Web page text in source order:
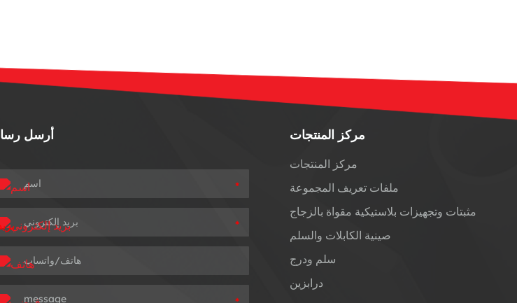
أرسل
*
*
مركز المنتجات
مركز المنتجات
ملفات تعريف المجموعة
مثبتات وتجهيزات بلاستيكية مقواة بالزجاج
صينية الكابلات والسلم
سلم ودرج
درابزين